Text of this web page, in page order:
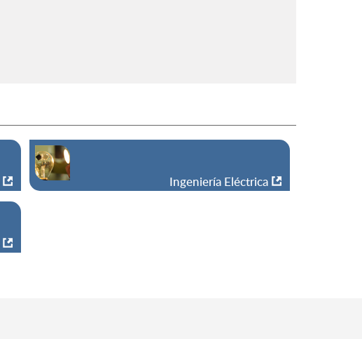
Ingeniería Eléctrica